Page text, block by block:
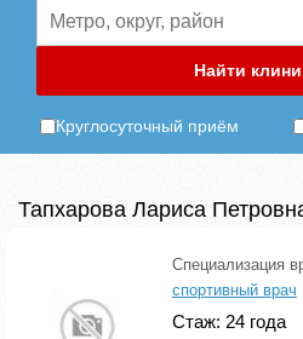
Найти
Круглосуточный приём
Тапхарова Лариса
Специализация
спортивный врач
Стаж: 24 года